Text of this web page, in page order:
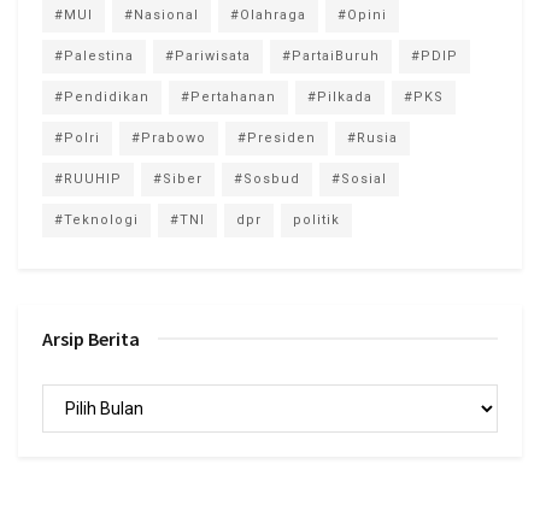
#MUI #Nasional #Olahraga #Opini
#Palestina #Pariwisata #PartaiBuruh #PDIP
#Pendidikan #Pertahanan #Pilkada #PKS
#Polri #Prabowo #Presiden #Rusia
#RUUHIP #Siber #Sosbud #Sosial
#Teknologi #TNI dpr politik
Arsip Berita